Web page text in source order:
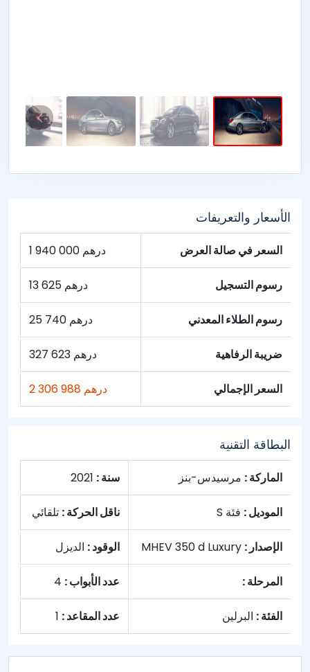
الأسعار والتعريفات
السعر في صالة العرض 1 940 000 درهم
رسوم التسجيل 13 625 درهم
رسوم الطلاء المعدني 25 740 درهم
ضريبة الرفاهية 327 623 درهم
السعر الإجمالي 2 306 988 درهم
البطاقة التقنية
الماركة : مرسيدس-بنز سنة :
الموديل : فئة S ناقل الحركة : تلقائي
الإصدار : الوقود : الديزل
المرحلة : عدد الأبواب :
الفئة : البرلين عدد المقاعد :